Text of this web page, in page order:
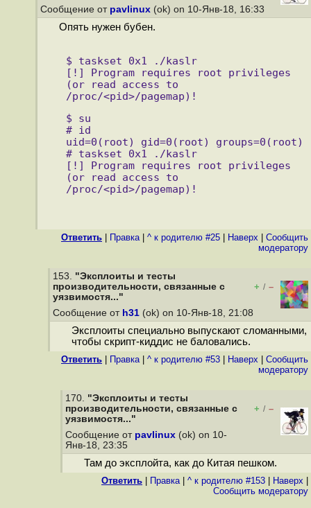
Сообщение от pavlinux (ok) on 10-Янв-18, 16:33
Опять нужен бубен.
$ taskset 0x1 ./kaslr
[!] Program requires root privileges
(or read access to
/proc/<pid>/pagemap)!
$ su
# id
uid=0(root) gid=0(root) groups=0(root)
# taskset 0x1 ./kaslr
[!] Program requires root privileges
(or read access to
/proc/<pid>/pagemap)!
Ответить Правка| ^ к родителю #25 Наверх
Cообщить
модератору
153. "Эксплоиты и тесты
производительности, связанные с
уязвимостя..."
+ / –
Сообщение от h31 (ok) on 10-Янв-18, 21:08
Эксплоиты специально выпускают сломанными,
чтобы скрипт-киддис не баловались.
Ответить Правка| ^ к родителю #53 Наверх
Cообщить
модератору
170. "Эксплоиты и тесты
производительности, связанные с
уязвимостя..."
+ / –
Сообщение от pavlinux (ok) on 10-
Янв-18, 23:35
Там до эксплойта, как до Китая пешком.
Ответить Правка| ^ к родителю #153 Наверх
Cообщить модератору